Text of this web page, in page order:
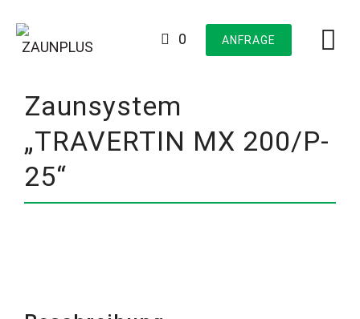
content
0 ANFRAGE
Zaunsystem
„TRAVERTIN MX 200/P-
25“